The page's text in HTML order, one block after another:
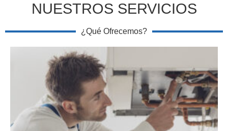
NUESTROS SERVICIOS
¿Qué Ofrecemos?